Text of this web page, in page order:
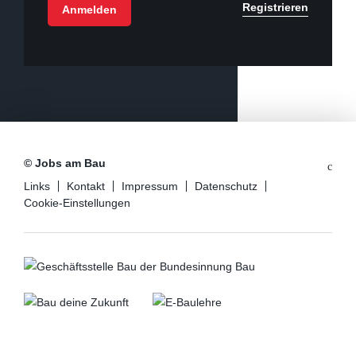
Registrieren
© Jobs am Bau
Links
Kontakt Impressum
Datenschutz
Cookie-Einstellungen